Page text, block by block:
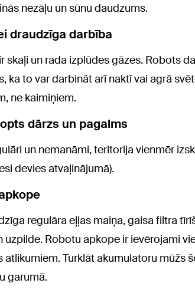
nezāļu un sūnu daudzums.
draudzīga darbība
skaļi un rada izplūdes gāzes. Robots
ka to var darbināt arī naktī vai agrā
ne kaimiņiem.
dārzs un pagalms
un nemanāmi, teritorija vienmēr
devies atvaļinājumā).
regulāra eļļas maiņa, gaisa filtra
Robotu apkope ir ievērojami
Turklāt akumulatoru mūžs
garumā.